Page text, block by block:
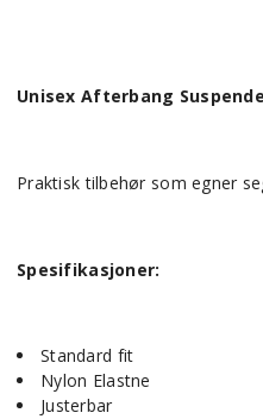
Unisex Afterbang
Praktisk tilbehør som egner
Spesifikasjoner:
Standard fit
Nylon Elastne
Justerbar